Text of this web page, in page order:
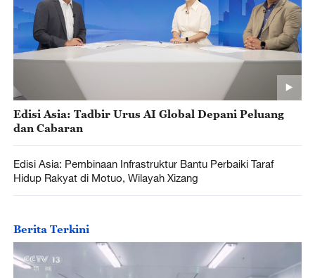
Edisi Asia: Tadbir Urus AI Global Depani Peluang
dan Cabaran
Edisi Asia: Pembinaan Infrastruktur Bantu Perbaiki Taraf
Hidup Rakyat di Motuo, Wilayah Xizang
Berita Terkini